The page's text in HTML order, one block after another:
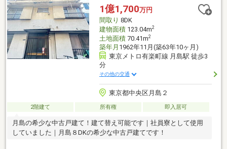
歩5分圏内に揃う利便性が魅力です。ぜひお気軽にお問い合わせく
ださい！
1億1,700万円
間取り 8DK
建物面積123.04m2
土地面積70.41m2
築年月 1962年11月(築63年10ヶ月)
東京メトロ有楽町線 月島駅 徒歩3
分
その他の交通
東京都中央区月島２
2階建て 所有権 即入居可
月島の希少な中古戸建て！建て替え可能です｜社員寮として使用
していました｜月島８DKの希少な中古戸建てです！